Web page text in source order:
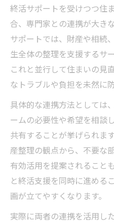
終活サポートを受けつつ住
合、専門家との連携が大き
サポートでは、財産や相続
生全体の整理を支援するサ
これと並行して住まいの見
なトラブルや負担を未然に
具体的な連携方法としては
ームの必要性や希望を相談
共有することが挙げられま
産整理の観点から、不要な
有効活用を提案されること
と終活支援を同時に進める
画が立てやすくなります。
実際に両者の連携を活用し